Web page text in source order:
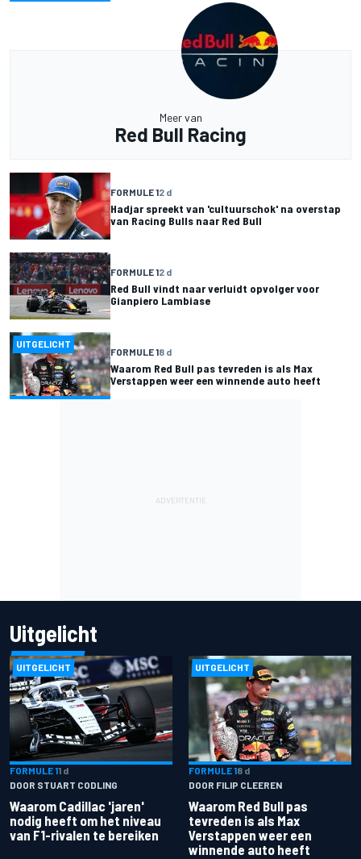
Meer van
Red Bull Racing
FORMULE 12 d
Hadjar spreekt van 'cultuurschok' na overstap
van Racing Bulls naar Red Bull
FORMULE 12 d
Red Bull vindt naar verluidt opvolger voor
Gianpiero Lambiase
UITGELICHT
FORMULE 18 d
Waarom Red Bull pas tevreden is als Max
Verstappen weer een winnende auto heeft
Uitgelicht
UITGELICHT
FORMULE 11 d
DOOR STUART CODLING
Waarom Cadillac 'jaren'
nodig heeft om het niveau
van F1-rivalen te bereiken
UITGELICHT
FORMULE 18 d
DOOR FILIP CLEEREN
Waarom Red Bull pas
tevreden is als Max
Verstappen weer een
winnende auto heeft